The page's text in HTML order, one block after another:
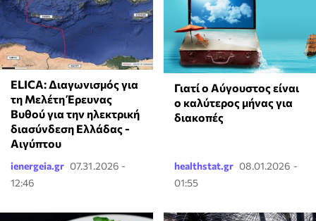
ELICA: Διαγωνισμός για
τη Μελέτη Έρευνας
Βυθού για την ηλεκτρική
διασύνδεση Ελλάδας -
Αιγύπτου
ienergeia.gr 07.31.2026 -
12:46
Γιατί ο Αύγουστος είναι
ο καλύτερος μήνας για
διακοπές
healthstat.gr 08.01.2026 -
01:55